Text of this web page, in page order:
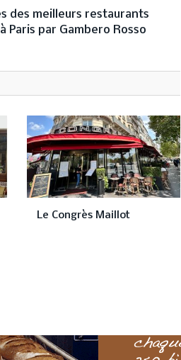
des meilleurs restaurants
Paris par Gambero Rosso
Le Congrès Maillot